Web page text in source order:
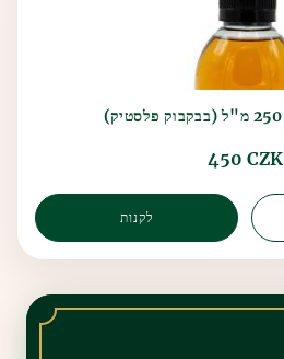
450 CZK
לקנות